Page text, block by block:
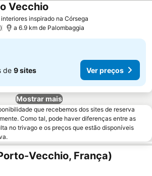
inspirado na Córsega
Vecchio
a 6.9 km de Palombaggia
de 9 sites Ver preços
Mostrar mais
que recebemos dos sites de reserva
Como tal, pode haver diferenças entre as
no trivago e os preços que estão disponíveis
Vecchio, França)